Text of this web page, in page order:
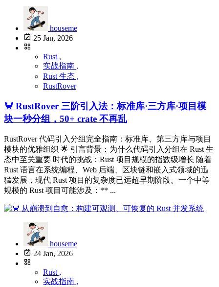
houseme
25 Jan, 2026
Rust ,
实战指南 ,
Rust 生态 ,
RustRover
🦀 RustRover 三阶引入法：标准库·三方库·项目模
块一秒分组，50+ crate 不再乱
RustRover 代码引入分组完全指南：标准库、第三方库与项目
模块的优雅组织 🌟 引言背景：为什么代码引入分组在 Rust 生
态中至关重要 时代的挑战：Rust 项目规模的指数级增长 随着
Rust 语言在系统编程、Web 后端、区块链和嵌入式领域的迅
猛发展，现代 Rust 项目的复杂度已远超早期阶段。一个中等
规模的 Rust 项目可能涉及：** ...
houseme
24 Jan, 2026
Rust ,
实战指南 ,